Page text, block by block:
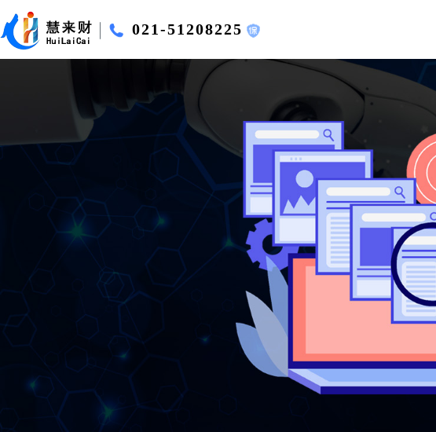
021-51208225